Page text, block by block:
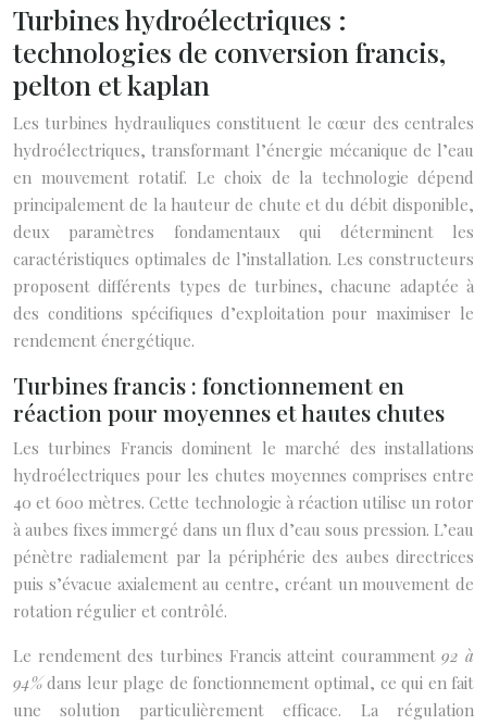
Turbines hydroélectriques :
technologies de conversion francis,
pelton et kaplan
Les turbines hydrauliques constituent le cœur des centrales
hydroélectriques, transformant l’énergie mécanique de l’eau
en mouvement rotatif. Le choix de la technologie dépend
principalement de la hauteur de chute et du débit disponible,
deux paramètres fondamentaux qui déterminent les
caractéristiques optimales de l’installation. Les constructeurs
proposent différents types de turbines, chacune adaptée à
des conditions spécifiques d’exploitation pour maximiser le
rendement énergétique.
Turbines francis : fonctionnement en
réaction pour moyennes et hautes chutes
Les turbines Francis dominent le marché des installations
hydroélectriques pour les chutes moyennes comprises entre
40 et 600 mètres. Cette technologie à réaction utilise un rotor
à aubes fixes immergé dans un flux d’eau sous pression. L’eau
pénètre radialement par la périphérie des aubes directrices
puis s’évacue axialement au centre, créant un mouvement de
rotation régulier et contrôlé.
Le rendement des turbines Francis atteint couramment92 à
94%dans leur plage de fonctionnement optimal, ce qui en fait
une solution particulièrement efficace. La régulation